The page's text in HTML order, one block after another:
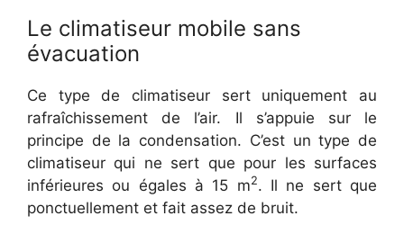
Le climatiseur mobile sans
évacuation
Ce type de climatiseur sert uniquement au
rafraîchissement de l’air. Il s’appuie sur le
principe de la condensation. C’est un type de
climatiseur qui ne sert que pour les surfaces
inférieures ou égales à 15 m2. Il ne sert que
ponctuellement et fait assez de bruit.